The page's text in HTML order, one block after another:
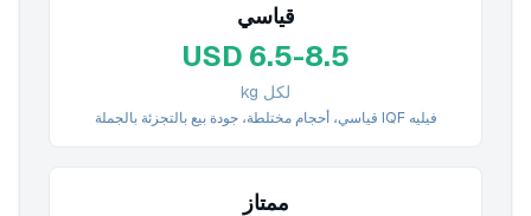
قياسي
USD 6.5-8.5
لكل kg
فيليه IQF قياسي، أحجام مختلطة، جودة بيع بالتجزئة بالجملة
ممتاز